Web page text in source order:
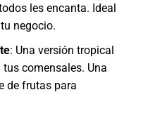
les encanta. Ideal
negocio.
: Una versión tropical
comensales. Una
de frutas para